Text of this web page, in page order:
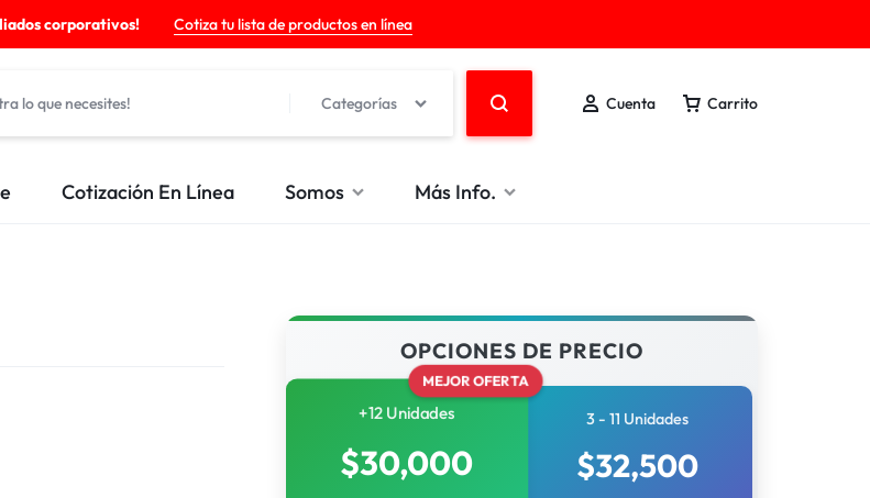
corporativos! Cotiza tu lista de productos en línea
Categorías Cuenta Carrito
Cotización En Línea Somos Más Info.
OPCIONES DE PRECIO
MEJOR OFERTA
+12 Unidades
$30,000
3 - 11 Unidades
$32,500